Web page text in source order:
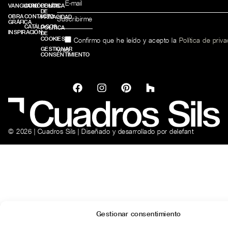
Gestionar consentimiento
VANGUARD
OBRA
GRÁFICA
INSPIRACIÓN
CONÓCENOS
CONTACTO
CATÁLOGOS
POLÍTICA
DE
PRIVACIDAD
POLÍTICA
DE
COOKIES
GESTIONAR
CONSENTIMIENTO
Confirmo que he leído y acepto la Política de
web.
© 2026 | Cuadros Sils | Diseñado y desarrollado por delefant